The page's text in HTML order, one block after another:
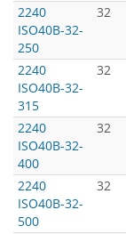
2240
ISO40B-32-
250
32
2240
ISO40B-32-
315
32
2240
ISO40B-32-
400
32
2240
ISO40B-32-
500
32